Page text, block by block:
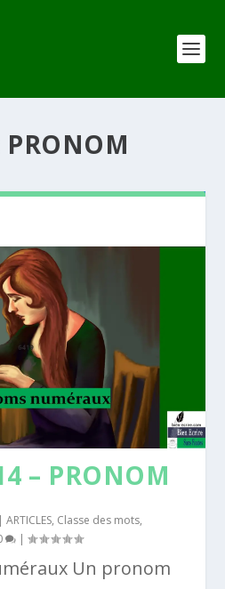
PRONOM
– PRONOM
|ARTICLES, Classe des mots,
|
Un pronom